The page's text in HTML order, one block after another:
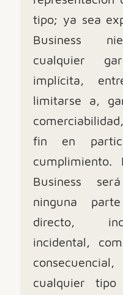
tipo; ya sea
Business
cualquier
implícita,
limitarse a,
fin en
Business
ninguna
directo,
incidental,
cualquier